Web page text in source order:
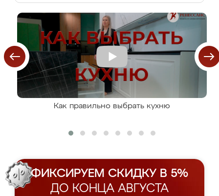
Как правильно выбрать кухню
ФИКСИРУЕМ СКИДКУ В 5%
ДО КОНЦА АВГУСТА